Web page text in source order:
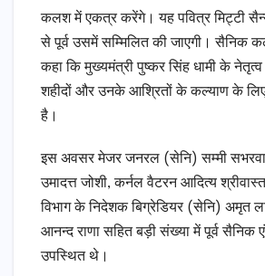
कलश में एकत्र करेंगे। यह पवित्र मिट्टी
से पूर्व उसमें सम्मिलित की जाएगी। सैनिक
कहा कि मुख्यमंत्री पुष्कर सिंह धामी के
शहीदों और उनके आश्रितों के कल्याण के लिए
है।
इस अवसर मेजर जनरल (सेनि) सम्मी
उमादत्त जोशी, कर्नल वैटरन आदित्य
विभाग के निदेशक बिग्रेडियर (सेनि) अमृत
आनन्द राणा सहित बड़ी संख्या में पूर्व सैनिक
उपस्थित थे।